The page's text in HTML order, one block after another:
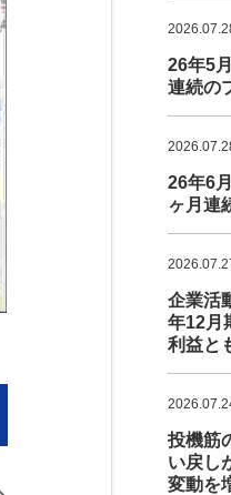
26年5
連続の
26年6
ヶ月連
企業活
年12月
利益と
投機筋
い戻し
変動を